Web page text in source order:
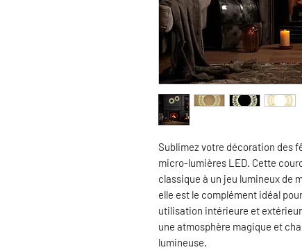
Sublimez votre décoration des
micro-lumières LED. Cette
classique à un jeu lumineux de
elle est le complément idéal
utilisation intérieure et
une atmosphère magique et
lumineuse.